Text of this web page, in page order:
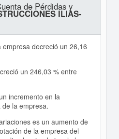
de Pérdidas y
ILIAS-
decreció un 26,16
un 246,03 % entre
incremento en la
la empresa.
es un aumento de
de la empresa del